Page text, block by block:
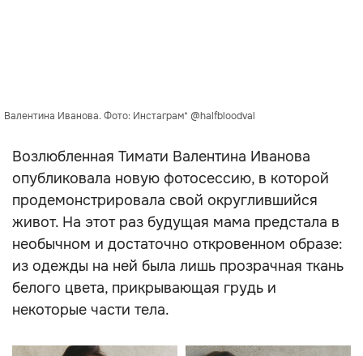
Валентина Иванова. Фото: Инстаграм* @halfbloodval
Возлюбленная Тимати Валентина Иванова
опубликовала новую фотосессию, в которой
продемонстрировала свой округлившийся
живот. На этот раз будущая мама предстала в
необычном и достаточно откровенном образе:
из одежды на ней была лишь прозрачная ткань
белого цвета, прикрывающая грудь и
некоторые части тела.